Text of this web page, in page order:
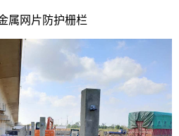
属网片防护栅栏